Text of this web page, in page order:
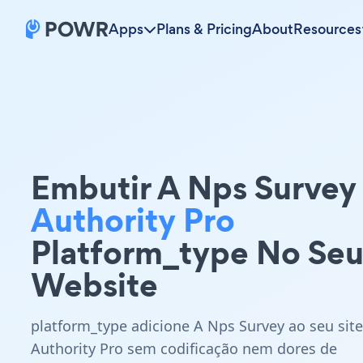
Apps Plans & PricingAboutResources
Embutir A Nps Survey
Authority Pro
Platform_type No Seu
Website
platform_type adicione A Nps Survey ao seu site
Authority Pro sem codificação nem dores de